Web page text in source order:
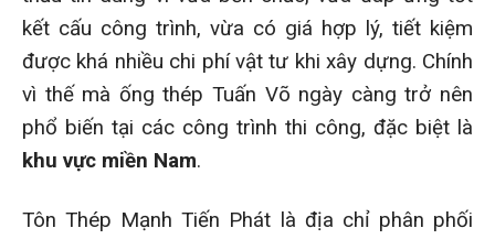
kết cấu công trình, vừa có giá hợp lý, tiết kiệm
được khá nhiều chi phí vật tư khi xây dựng. Chính
vì thế mà ống thép Tuấn Võ ngày càng trở nên
phổ biến tại các công trình thi công, đặc biệt là
khu vực miền Nam.
Tôn Thép Mạnh Tiến Phát là địa chỉ phân phối